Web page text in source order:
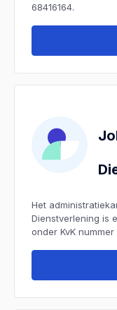
68416164.
Het
Dienstverlening is
onder KvK nummer